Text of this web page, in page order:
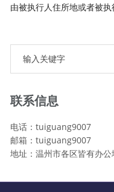
由被执行人住所地或者被执
联系信息
电话：tuiguang9007
邮箱：tuiguang9007
地址：温州市各区皆有办公